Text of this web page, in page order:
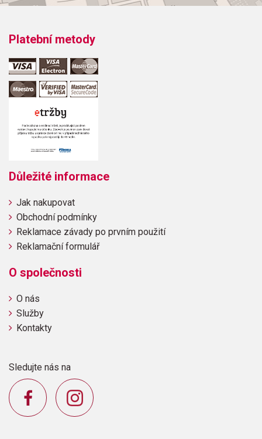
Platební metody
Důležité informace
Jak nakupovat
Obchodní podmínky
Reklamace závady po prvním použití
Reklamační formulář
O společnosti
O nás
Služby
Kontakty
Sledujte nás na